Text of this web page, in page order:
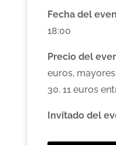
Fecha del
18:00
Precio del
euros,
30. 11 euros
Invitado del